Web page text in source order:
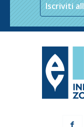
Iscriviti